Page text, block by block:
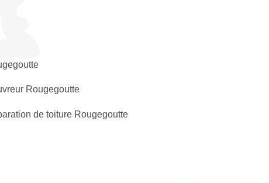
Rougegoutte
de toiture Rougegoutte